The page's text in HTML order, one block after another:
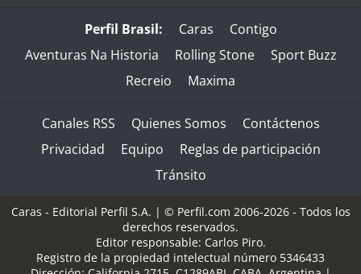
Perfil Brasil: Caras
Contigo
Aventuras Na Historia
Rolling Stone
Sport Buzz
Recreio
Maxima
Canales RSS Quienes Somos
Contáctenos
Privacidad
Equipo
Reglas de participación
Tránsito
Caras - Editorial Perfil S.A. | © Perfil.com 2006-2026 - Todos los
derechos reservados.
Editor responsable: Carlos Piro.
Registro de la propiedad intelectual número 5346433